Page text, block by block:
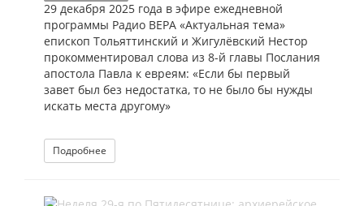
29 декабря 2025 года в эфире ежедневной
программы Радио ВЕРА «Актуальная тема»
епископ Тольяттинский и Жигулёвский Нестор
прокомментировал слова из 8-й главы Послания
апостола Павла к евреям: «Если бы первый
завет был без недостатка, то не было бы нужды
искать места другому»
Подробнее